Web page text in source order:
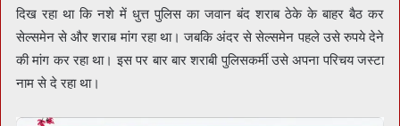
दिख रहा था कि नशे में धुत्त पुलिस का जवान बंद शराब ठेके के बाहर बैठ कर
सेल्समेन से और शराब मांग रहा था। जबकि अंदर से सेल्समेन पहले उसे रुपये देने
की मांग कर रहा था। इस पर बार बार शराबी पुलिसकर्मी उसे अपना परिचय जस्टा
नाम से दे रहा था।